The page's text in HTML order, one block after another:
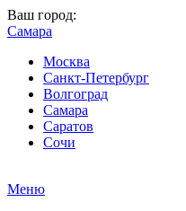
Ваш город:
Самара
Москва
Санкт-Петербург
Волгоград
Самара
Саратов
Сочи
Меню